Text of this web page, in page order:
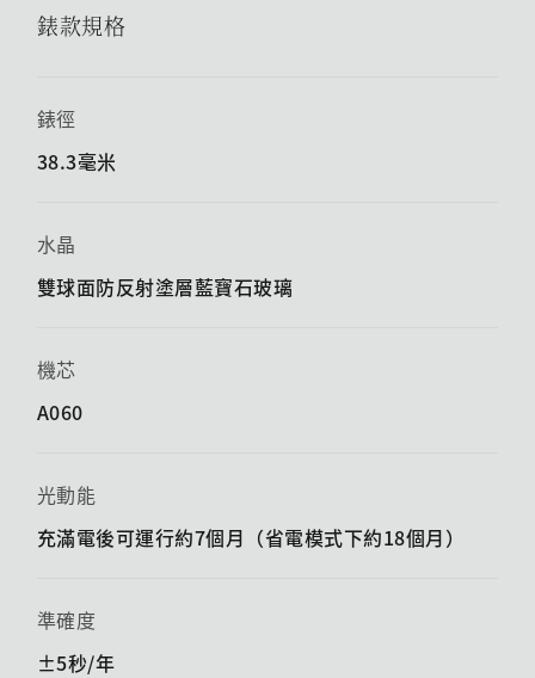
錶款規格
錶徑
38.3毫米
水晶
雙球面防反射塗層藍寶石玻璃
機芯
A060
光動能
充滿電後可運行約7個月（省電模式下約18個月）
準確度
±5秒/年